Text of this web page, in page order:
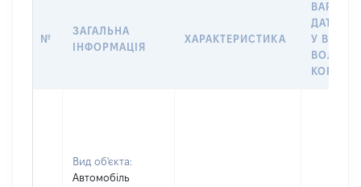
№
ЗАГАЛЬНА
ІНФОРМАЦІЯ
ХАРАКТЕРИСТИКА
ДАТУ
У
Вид об'єкта:
Автомобіль